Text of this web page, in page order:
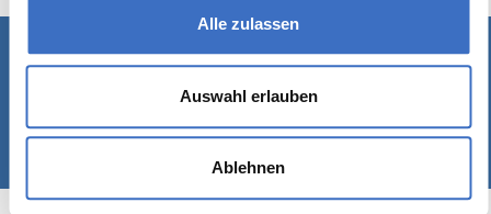
Alle zulassen
Auswahl erlauben
Ablehnen
© 1989-2026 Rackow Software GmbH - Hamburg